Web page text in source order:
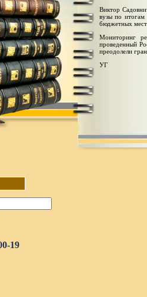
19
Виктор
вузы по итогам
бюджетных мест
Мониторинг
проведенный
преодолели
УГ